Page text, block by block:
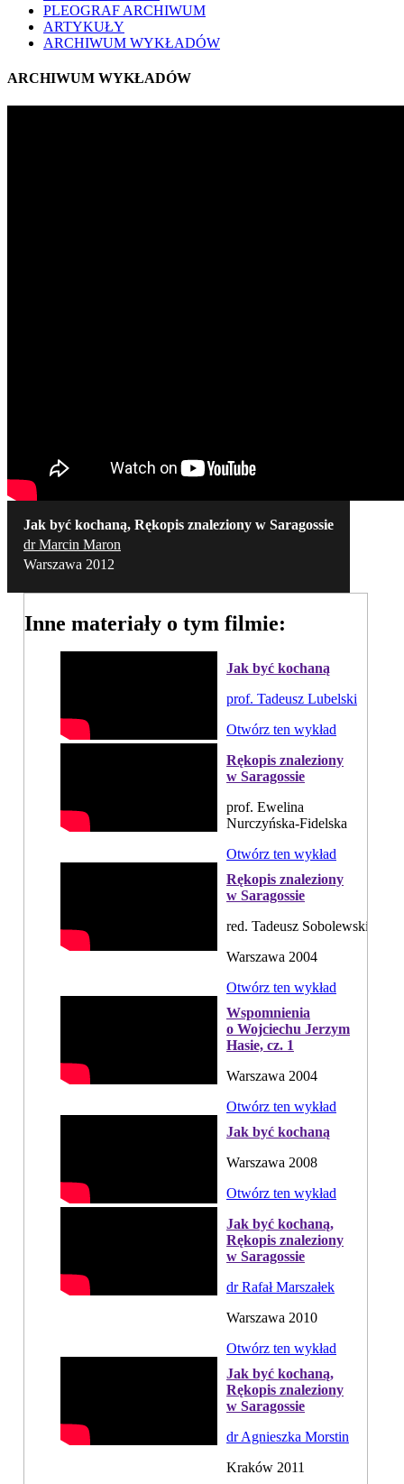
PLEOGRAF ARCHIWUM
ARTYKUŁY
ARCHIWUM WYKŁADÓW
ARCHIWUM WYKŁADÓW
Jak być kochaną, Rękopis znaleziony w Saragossie
dr Marcin Maron
Warszawa 2012
Inne materiały o tym filmie:
Jak być kochaną
prof. Tadeusz Lubelski
Otwórz ten wykład
Rękopis znaleziony
w Saragossie
prof. Ewelina
Nurczyńska-Fidelska
Otwórz ten wykład
Rękopis znaleziony
w Saragossie
red. Tadeusz Sobolewski
Warszawa 2004
Otwórz ten wykład
Wspomnienia
o Wojciechu Jerzym
Hasie, cz. 1
Warszawa 2004
Otwórz ten wykład
Jak być kochaną
Warszawa 2008
Otwórz ten wykład
Jak być kochaną,
Rękopis znaleziony
w Saragossie
dr Rafał Marszałek
Warszawa 2010
Otwórz ten wykład
Jak być kochaną,
Rękopis znaleziony
w Saragossie
dr Agnieszka Morstin
Kraków 2011